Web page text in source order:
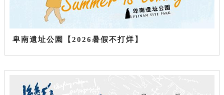
卑南遺址公園【2026暑假不打烊】